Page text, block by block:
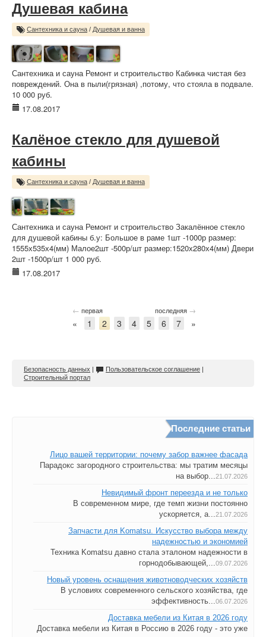
Душевая кабина
Сантехника и сауна / Душевая и ванна
Сантехника и сауна Ремонт и строительство Кабинка чистая без
повреждений. Она в пыли(грязная) ,потому, что стояла в подвале.
10 000 руб.
17.08.2017
Калёное стекло для душевой
кабины
Сантехника и сауна / Душевая и ванна
Сантехника и сауна Ремонт и строительство Закалённое стекло
для душевой кабины б.у: Большое в раме 1шт -1000р размер:
1555х535х4(мм) Малое2шт -500р/шт размер:1520х280х4(мм) Двери
2шт -1500р/шт 1 000 руб.
17.08.2017
← первая последняя →
« 1 2 3 4 5 6 7 »
Безопасность данных | Пользовательское соглашение |
Строительный портал
Последние статьи
Лицо вашей территории: почему забор важнее фасада
Парадокс загородного строительства: мы тратим месяцы
на выбор...21.07.2026
Невидимый фронт переезда и не только
В современном мире, где темп жизни постоянно
ускоряется, а...21.07.2026
Запчасти для Komatsu. Искусство выбора между
надежностью и экономией
Техника Komatsu давно стала эталоном надежности в
горнодобывающей,...09.07.2026
Новый уровень оснащения животноводческих хозяйств
В условиях современного сельского хозяйства, где
эффективность...06.07.2026
Доставка мебели из Китая в 2026 году
Доставка мебели из Китая в Россию в 2026 году - это уже